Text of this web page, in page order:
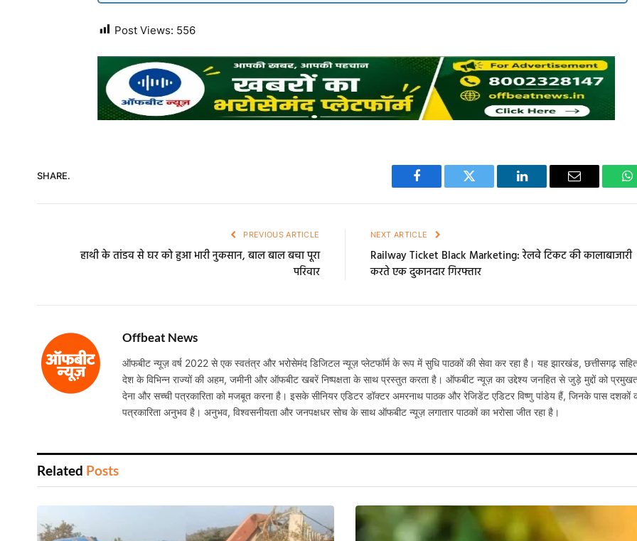
Post Views: 556
SHARE.
Facebook Twitter LinkedIn Email
PREVIOUS ARTICLE
हाथी के तांडव से घर को हुआ भारी नुकसान, बाल बाल बचा पूरा
परिवार
NEXT ARTICLE
Railway Ticket Black Marketing: रेलवे टिकट की कालाबाजारी
करते एक दुकानदार गिरफ्तार
Offbeat News
ऑफबीट न्यूज़ वर्ष 2022 से एक स्वतंत्र और भरोसेमंद डिजिटल न्यूज़ प्लेटफॉर्म के रूप में सुधि पाठकों की सेवा कर रहा है। यह झारखंड, छत्तीसगढ़
देश के विभिन्न राज्यों की अहम, जमीनी और ऑफबीट खबरें निष्पक्षता के साथ प्रस्तुत करता है। ऑफबीट न्यूज़ का उद्देश्य जनहित से जुड़े मुद्दों को
देना और सच्ची पत्रकारिता को मजबूत करना है। इसके सीनियर एडिटर डॉक्टर अमरनाथ पाठक और रेजिडेंट एडिटर विष्णु पांडेय हैं, जिनके पास दशकों
पत्रकारिता अनुभव है। अनुभव, विश्वसनीयता और जनपक्षधर सोच के साथ ऑफबीट न्यूज़ लगातार पाठकों का भरोसा जीत रहा है।
Related Posts